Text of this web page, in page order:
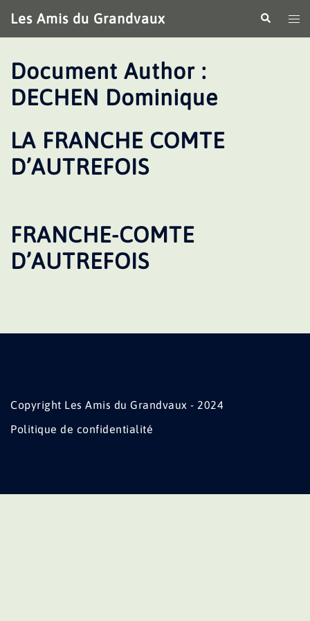
au
contenu
Les Amis du Grandvaux
le
Document Author :
DECHEN Dominique
LA FRANCHE COMTE
D’AUTREFOIS
FRANCHE-COMTE
D’AUTREFOIS
Copyright Les Amis du Grandvaux - 2024
Politique de confidentialité